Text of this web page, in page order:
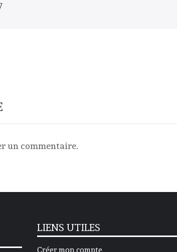
un commentaire.
LIENS UTILES
Créer mon compte